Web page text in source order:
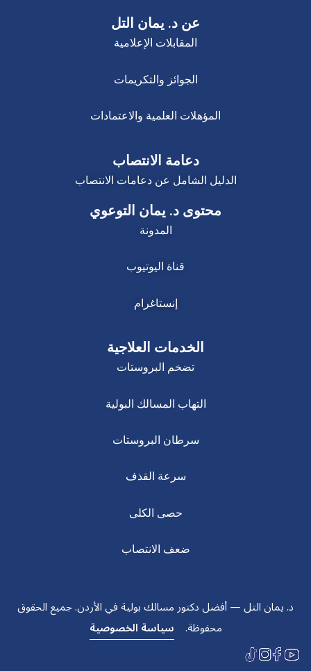
عن د. يمان التل
المقابلات الإعلامية
الجوائز والتكريمات
المؤهلات العلمية والاعتمادات
دعامة الانتصاب
الدليل الشامل عن دعامات الانتصاب
محتوى د. يمان التوعوي
المدونة
قناة اليوتيوب
إنستاغرام
الخدمات العلاجية
تضخم البروستات
التهاب المسالك البولية
سرطان البروستات
سرعة القذف
حصى الكلى
ضعف الانتصاب
د. يمان التل — أفضل دكتور مسالك بولية في الأردن. جميع الحقوق
محفوظة. سياسة الخصوصية